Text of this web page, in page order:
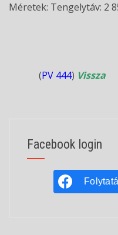
Méretek: Tengelytáv: 2
(PV 444) Vissza
Facebook login